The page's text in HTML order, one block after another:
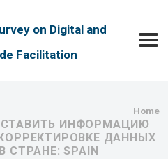
on Digital and
Facilitation
Home
ИНФОРМАЦИЮ
ДАННЫХ
SPAIN